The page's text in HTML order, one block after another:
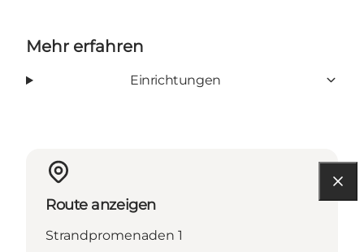
Mehr erfahren
Einrichtungen
Route anzeigen
Strandpromenaden 1